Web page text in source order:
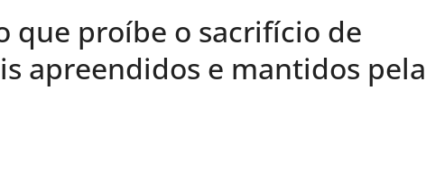
que proíbe o sacrifício de
apreendidos e mantidos pela